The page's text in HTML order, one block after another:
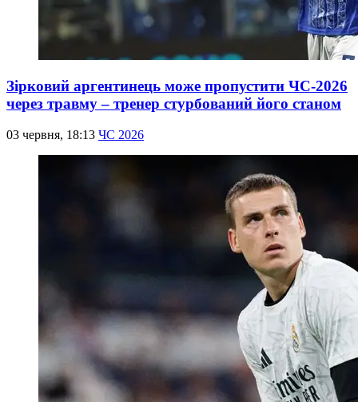
Зірковий аргентинець може пропустити ЧС-2026
через травму – тренер стурбований його станом
03 червня, 18:13 ЧС 2026